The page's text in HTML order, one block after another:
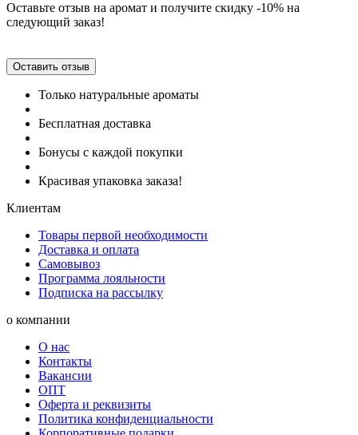
Оставьте отзыв на аромат и получите скидку -10% на
следующий заказ!
Оставить отзыв
Только натуральные ароматы
Бесплатная доставка
Бонусы с каждой покупки
Красивая упаковка заказа!
Клиентам
Товары первой необходимости
Доставка и оплата
Самовывоз
Программа лояльности
Подписка на рассылку
о компании
О нас
Контакты
Вакансии
ОПТ
Оферта и реквизиты
Политика конфиденциальности